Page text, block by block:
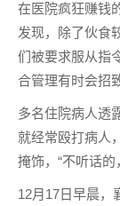
在医院疯狂赚钱
发现，除了伙食
们被要求服从指
合管理有时会招
多名住院病人透
就经常殴打病人
掩饰，“不听话的
12月17日早晨，